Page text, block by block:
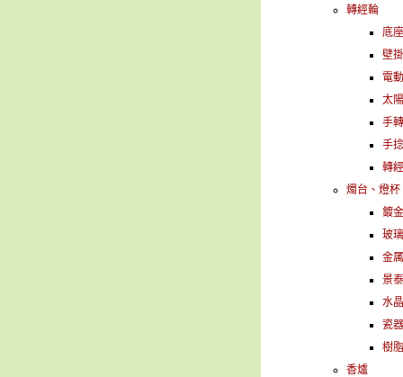
轉經輪
底座
壁
電
太
手
手
轉
燭台、燈杯
鍍金
玻璃
金属
景
水
瓷器
樹脂
香爐